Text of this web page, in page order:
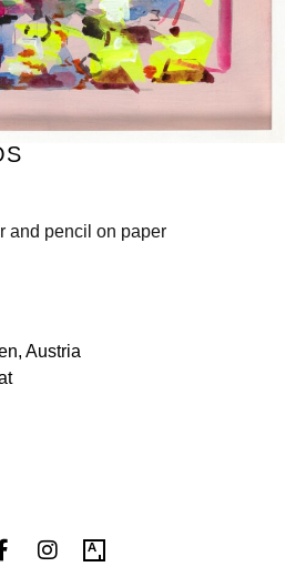
and pencil on paper
Austria